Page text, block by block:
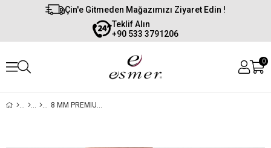
Çin'e Gitmeden Mağazımızı Ziyaret Edin !
Teklif Alın
+90 533 3791206
0
8 MM PREMIUM DOĞAL İNCİ (6 DIZI)